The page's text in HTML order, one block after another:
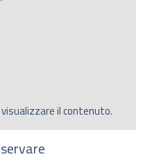
il contenuto.